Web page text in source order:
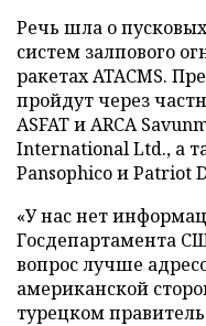
Речь шла о
систем залпового
ракетах ATACMS.
пройдут через
ASFAT и ARCA
International Ltd., а
Pansophico и Patriot
«У нас нет
Госдепартамента
вопрос лучше
американской
турецком